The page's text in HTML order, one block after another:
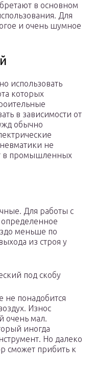
в основном
Для
и очень шумное
использовать
которых
в зависимости от
обычно
не
в промышленных
Для работы с
меньше по
из строя у
под скобу
не понадобится
Износ
очень мал.
иногда
Но далеко
сможет прибить к